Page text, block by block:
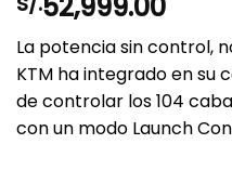
52,999.00
La potencia sin control,
KTM ha integrado en su
de controlar los 104
con un modo Launch